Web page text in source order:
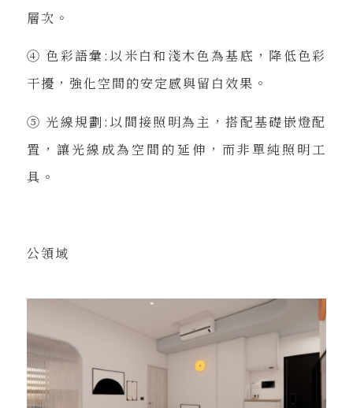
層次。
④ 色彩語彙:以米白和淺木色為基底，降低色彩
干擾，強化空間的安定感與留白效果。
⑤ 光線規劃:以間接照明為主，搭配基礎嵌燈配
置，讓光線成為空間的延伸，而非單純照明工
具。
公領域